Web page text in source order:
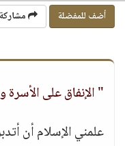
أضف للمفضلة
" الإنفاق على الأسرة
علمني الإسلام أن